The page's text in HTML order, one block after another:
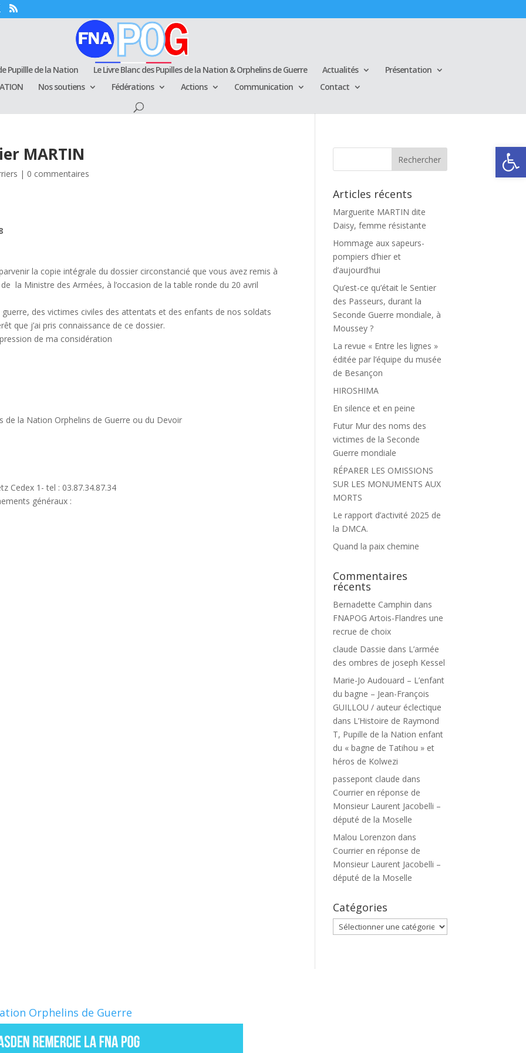
Ouvrir
Pupillle de la Nation Le Livre Blanc des Pupilles de la Nation & Orphelins de Guerre Actualités
Présentation
Nos soutiens Fédérations Actions Communication Contact
MARTIN
| 0 commentaires
la copie intégrale du dossier circonstancié que vous avez remis à
la Ministre des Armées, à l’occasion de la table ronde du 20 avril
des victimes civiles des attentats et des enfants de nos soldats
que j’ai pris connaissance de ce dossier.
de ma considération
de la Nation Orphelins de Guerre ou du Devoir
Cedex 1- tel : 03.87.34.87.34
généraux :
Articles récents
Marguerite MARTIN dite
Daisy, femme résistante
Hommage aux sapeurs-
pompiers d’hier et
d’aujourd’hui
Qu’est-ce qu’était le Sentier
des Passeurs, durant la
Seconde Guerre mondiale, à
Moussey ?
La revue « Entre les lignes »
éditée par l’équipe du musée
de Besançon
HIROSHIMA
En silence et en peine
Futur Mur des noms des
victimes de la Seconde
Guerre mondiale
RÉPARER LES OMISSIONS
SUR LES MONUMENTS AUX
MORTS
Le rapport d’activité 2025 de
la DMCA.
Quand la paix chemine
Commentaires
récents
Bernadette Camphin dans
FNAPOG Artois-Flandres une
recrue de choix
claude Dassie dans L’armée
des ombres de joseph Kessel
Marie-Jo Audouard – L’enfant
du bagne – Jean-François
GUILLOU / auteur éclectique
dans L’Histoire de Raymond
T, Pupille de la Nation enfant
du « bagne de Tatihou » et
héros de Kolwezi
passepont claude dans
Courrier en réponse de
Monsieur Laurent Jacobelli –
député de la Moselle
Malou Lorenzon dans
Courrier en réponse de
Monsieur Laurent Jacobelli –
député de la Moselle
Catégories
Catégories
Orphelins de Guerre